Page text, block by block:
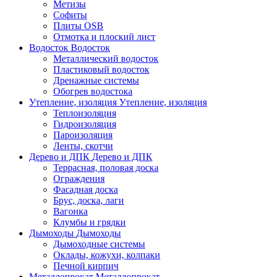
Метизы
Софиты
Плиты OSB
Отмотка и плоский лист
Водосток Водосток
Металлический водосток
Пластиковый водосток
Дренажные системы
Обогрев водостока
Утепление, изоляция Утепление, изоляция
Теплоизоляция
Гидроизоляция
Пароизоляция
Ленты, скотчи
Дерево и ДПК Дерево и ДПК
Террасная, половая доска
Ограждения
Фасадная доска
Брус, доска, лаги
Вагонка
Клумбы и грядки
Дымоходы Дымоходы
Дымоходные системы
Оклады, кожухи, колпаки
Печной кирпич